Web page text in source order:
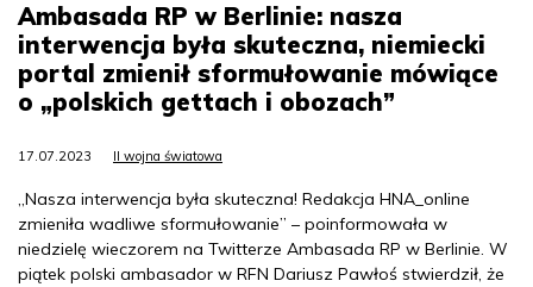
Ambasada RP w Berlinie: nasza
interwencja była skuteczna, niemiecki
portal zmienił sformułowanie mówiące
o „polskich gettach i obozach”
17.07.2023 II wojna światowa
„Nasza interwencja była skuteczna! Redakcja HNA_online
zmieniła wadliwe sformułowanie” – poinformowała w
niedzielę wieczorem na Twitterze Ambasada RP w Berlinie. W
piątek polski ambasador w RFN Dariusz Pawłoś stwierdził, że